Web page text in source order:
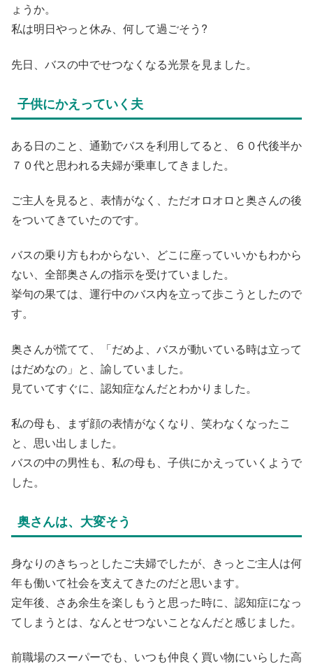
ょうか。
私は明日やっと休み、何して過ごそう?
先日、バスの中でせつなくなる光景を見ました。
子供にかえっていく夫
ある日のこと、通勤でバスを利用してると、６０代後半か
７０代と思われる夫婦が乗車してきました。
ご主人を見ると、表情がなく、ただオロオロと奥さんの後
をついてきていたのです。
バスの乗り方もわからない、どこに座っていいかもわから
ない、全部奥さんの指示を受けていました。
挙句の果ては、運行中のバス内を立って歩こうとしたので
す。
奥さんが慌てて、「だめよ、バスが動いている時は立って
はだめなの」と、諭していました。
見ていてすぐに、認知症なんだとわかりました。
私の母も、まず顔の表情がなくなり、笑わなくなったこ
と、思い出しました。
バスの中の男性も、私の母も、子供にかえっていくようで
した。
奥さんは、大変そう
身なりのきちっとしたご夫婦でしたが、きっとご主人は何
年も働いて社会を支えてきたのだと思います。
定年後、さあ余生を楽しもうと思った時に、認知症になっ
てしまうとは、なんとせつないことなんだと感じました。
前職場のスーパーでも、いつも仲良く買い物にいらした高